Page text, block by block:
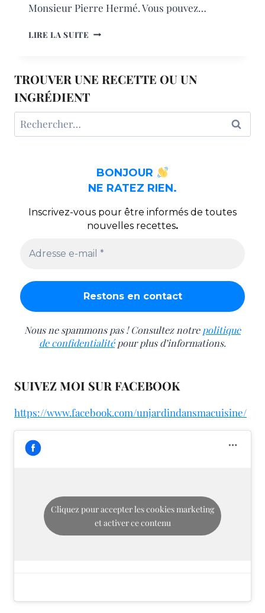
Monsieur Pierre Hermé. Vous pouvez…
LIRE LA SUITE BISCUITS
TROUVER UNE RECETTE OU UN
INGRÉDIENT
Rechercher :
BONJOUR
NE RATEZ RIEN.
Inscrivez-vous pour être informés de toutes
nouvelles recettes.
Nous ne spammons pas ! Consultez notrepolitique
de confidentialitépour plus d’informations.
SUIVEZ MOI SUR FACEBOOK
https://www.facebook.com/unjardindansmacuisine/
Cliquez pour accepter les cookies marketing
et activer ce contenu